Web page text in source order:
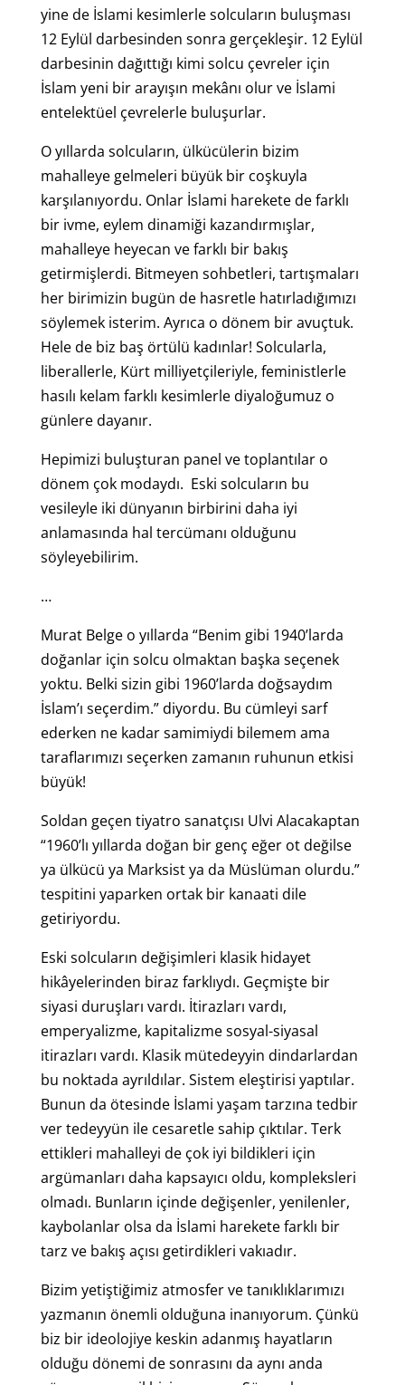
yine de İslami kesimlerle solcuların buluşması
12 Eylül darbesinden sonra gerçekleşir. 12 Eylül
darbesinin dağıttığı kimi solcu çevreler için
İslam yeni bir arayışın mekânı olur ve İslami
entelektüel çevrelerle buluşurlar.
O yıllarda solcuların, ülkücülerin bizim
mahalleye gelmeleri büyük bir coşkuyla
karşılanıyordu. Onlar İslami harekete de farklı
bir ivme, eylem dinamiği kazandırmışlar,
mahalleye heyecan ve farklı bir bakış
getirmişlerdi. Bitmeyen sohbetleri, tartışmaları
her birimizin bugün de hasretle hatırladığımızı
söylemek isterim. Ayrıca o dönem bir avuçtuk.
Hele de biz baş örtülü kadınlar! Solcularla,
liberallerle, Kürt milliyetçileriyle, feministlerle
hasılı kelam farklı kesimlerle diyaloğumuz o
günlere dayanır.
Hepimizi buluşturan panel ve toplantılar o
dönem çok modaydı. Eski solcuların bu
vesileyle iki dünyanın birbirini daha iyi
anlamasında hal tercümanı olduğunu
söyleyebilirim.
…
Murat Belge o yıllarda “Benim gibi 1940’larda
doğanlar için solcu olmaktan başka seçenek
yoktu. Belki sizin gibi 1960’larda doğsaydım
İslam’ı seçerdim.” diyordu. Bu cümleyi sarf
ederken ne kadar samimiydi bilemem ama
taraflarımızı seçerken zamanın ruhunun etkisi
büyük!
Soldan geçen tiyatro sanatçısı Ulvi Alacakaptan
“1960’lı yıllarda doğan bir genç eğer ot değilse
ya ülkücü ya Marksist ya da Müslüman olurdu.”
tespitini yaparken ortak bir kanaati dile
getiriyordu.
Eski solcuların değişimleri klasik hidayet
hikâyelerinden biraz farklıydı. Geçmişte bir
siyasi duruşları vardı. İtirazları vardı,
emperyalizme, kapitalizme sosyal-siyasal
itirazları vardı. Klasik mütedeyyin dindarlardan
bu noktada ayrıldılar. Sistem eleştirisi yaptılar.
Bunun da ötesinde İslami yaşam tarzına tedbir
ver tedeyyün ile cesaretle sahip çıktılar. Terk
ettikleri mahalleyi de çok iyi bildikleri için
argümanları daha kapsayıcı oldu, kompleksleri
olmadı. Bunların içinde değişenler, yenilenler,
kaybolanlar olsa da İslami harekete farklı bir
tarz ve bakış açısı getirdikleri vakıadır.
Bizim yetiştiğimiz atmosfer ve tanıklıklarımızı
yazmanın önemli olduğuna inanıyorum. Çünkü
biz bir ideolojiye keskin adanmış hayatların
olduğu dönemi de sonrasını da aynı anda